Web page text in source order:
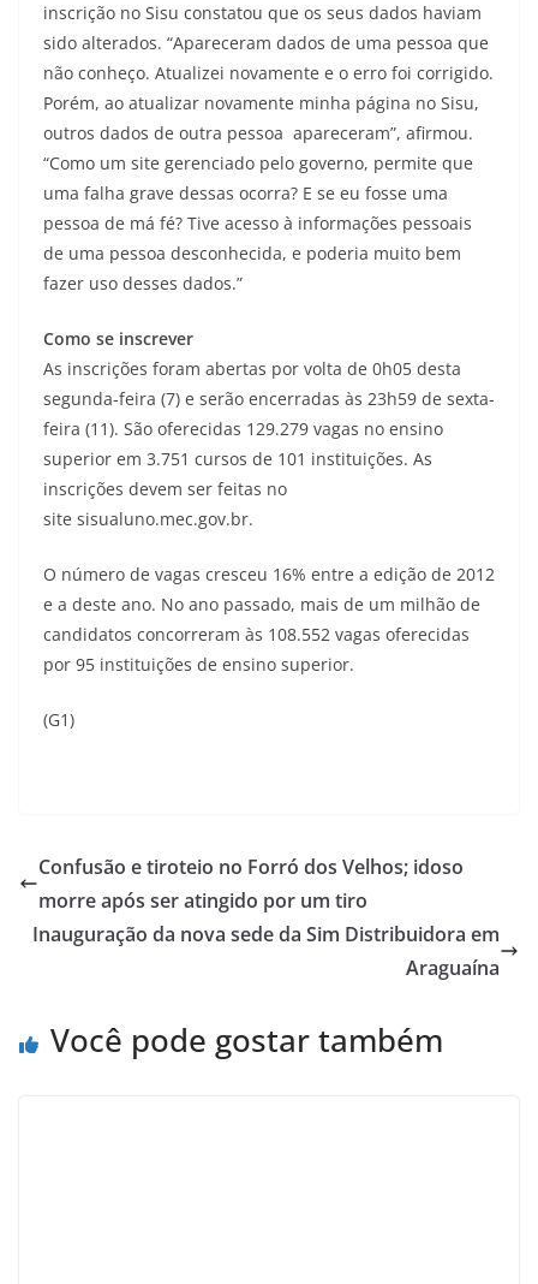
inscrição no Sisu constatou que os seus dados haviam
sido alterados. “Apareceram dados de uma pessoa que
não conheço. Atualizei novamente e o erro foi corrigido.
Porém, ao atualizar novamente minha página no Sisu,
outros dados de outra pessoa apareceram”, afirmou.
“Como um site gerenciado pelo governo, permite que
uma falha grave dessas ocorra? E se eu fosse uma
pessoa de má fé? Tive acesso à informações pessoais
de uma pessoa desconhecida, e poderia muito bem
fazer uso desses dados.”
Como se inscrever
As inscrições foram abertas por volta de 0h05 desta
segunda-feira (7) e serão encerradas às 23h59 de sexta-
feira (11). São oferecidas 129.279 vagas no ensino
superior em 3.751 cursos de 101 instituições. As
inscrições devem ser feitas no
site sisualuno.mec.gov.br.
O número de vagas cresceu 16% entre a edição de 2012
e a deste ano. No ano passado, mais de um milhão de
candidatos concorreram às 108.552 vagas oferecidas
por 95 instituições de ensino superior.
(G1)
Confusão e tiroteio no Forró dos Velhos; idoso
morre após ser atingido por um tiro
Inauguração da nova sede da Sim Distribuidora em
Araguaína
Você pode gostar também